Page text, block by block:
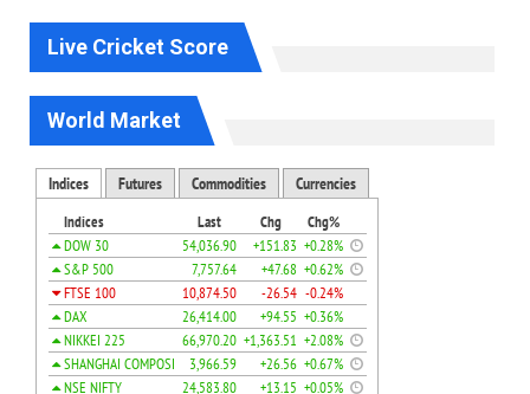
Live Cricket Score
World Market